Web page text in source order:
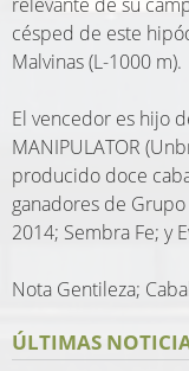
césped de este
Malvinas (L-1000 m).
El vencedor es hijo
MANIPULATOR
producido doce
ganadores de Grupo
2014; Sembra Fe; y
Nota Gentileza;
ÚLTIMAS